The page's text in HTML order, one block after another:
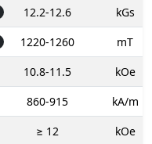
12.2-12.6
kGs
1220-1260
mT
10.8-11.5
kOe
860-915
kA/m
≥ 12
kOe